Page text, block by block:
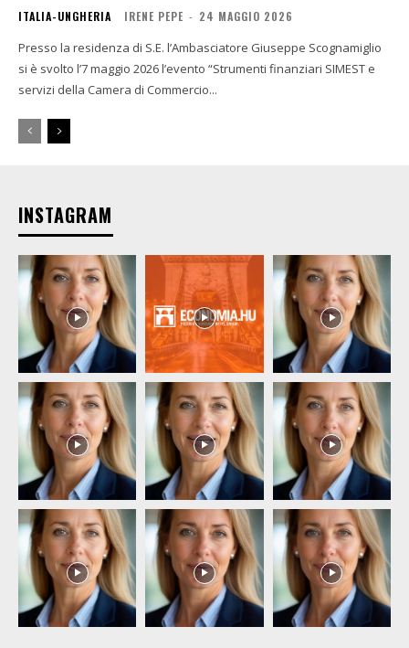
ITALIA-UNGHERIA IRENE PEPE - 24 MAGGIO 2026
Presso la residenza di S.E. l’Ambasciatore Giuseppe Scognamiglio
si è svolto l’7 maggio 2026 l’evento “Strumenti finanziari SIMEST e
servizi della Camera di Commercio...
INSTAGRAM